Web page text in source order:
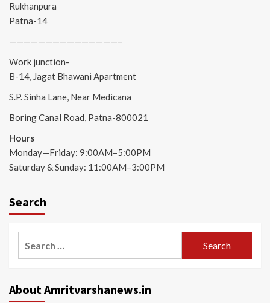
Rukhanpura
Patna-14
———————————————–
Work junction-
B-14, Jagat Bhawani Apartment
S.P. Sinha Lane, Near Medicana
Boring Canal Road, Patna-800021
Hours
Monday—Friday: 9:00AM–5:00PM
Saturday & Sunday: 11:00AM–3:00PM
Search
About Amritvarshanews.in